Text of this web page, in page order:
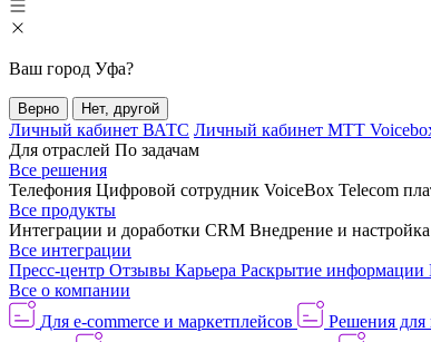
Ваш город Уфа?
Верно Нет, другой
Личный кабинет ВАТС Личный кабинет МТТ
Для отраслей По задачам
Все решения
Телефония Цифровой сотрудник VoiceBox Telecom
Все продукты
Интеграции и доработки CRM Внедрение и
Все интеграции
Пресс-центр Отзывы Карьера Раскрытие информации
Все о компании
Для e-commerce и маркетплейсов
Решения